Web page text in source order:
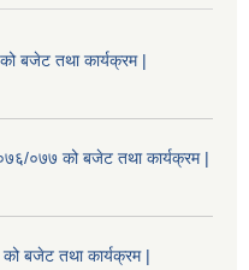
बजेट तथा कार्यक्रम |
०७७ को बजेट तथा कार्यक्रम |
बजेट तथा कार्यक्रम |